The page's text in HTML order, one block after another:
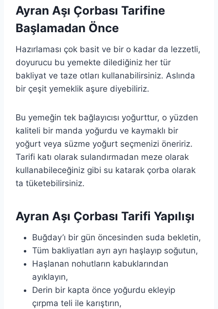
Ayran Aşı Çorbası Tarifine
Başlamadan Önce
Hazırlaması çok basit ve bir o kadar da lezzetli,
doyurucu bu yemekte dilediğiniz her tür
bakliyat ve taze otları kullanabilirsiniz. Aslında
bir çeşit yemeklik aşure diyebiliriz.
Bu yemeğin tek bağlayıcısı yoğurttur, o yüzden
kaliteli bir manda yoğurdu ve kaymaklı bir
yoğurt veya süzme yoğurt seçmenizi öneririz.
Tarifi katı olarak sulandırmadan meze olarak
kullanabileceğiniz gibi su katarak çorba olarak
ta tüketebilirsiniz.
Ayran Aşı Çorbası Tarifi Yapılışı
Buğday’ı bir gün öncesinden suda bekletin,
Tüm bakliyatları ayrı ayrı haşlayıp soğutun,
Haşlanan nohutların kabuklarından
ayıklayın,
Derin bir kapta önce yoğurdu ekleyip
çırpma teli ile karıştırın,